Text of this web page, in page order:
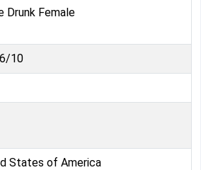
Drunk Female
/10
States of America